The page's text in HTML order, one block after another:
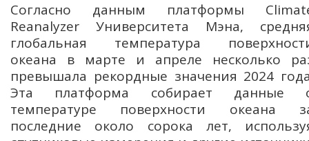
Согласно данным платформы
Reanalyzer Университета Мэна,
глобальная температура
океана в марте и апреле несколько
превышала рекордные значения 2024
Эта платформа собирает данные
температуре поверхности океана
последние около сорока лет,